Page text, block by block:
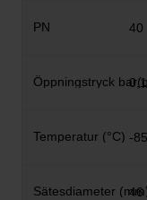
40
-
46